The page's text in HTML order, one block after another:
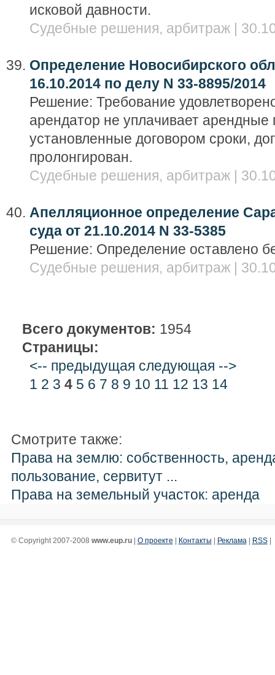
исковой давности.
Судебные решения, арбитраж |
Определение Новосибирского
16.10.2014 по делу N 33-8895/2014
Решение: Требование
арендатор не уплачивает арендные
установленные договором сроки,
пролонгирован.
Судебные решения, арбитраж |
Апелляционное определение
суда от 21.10.2014 N 33-5385
Решение: Определение оставлено
Судебные решения, арбитраж |
Всего документов: 1954
Страницы:
<-- предыдущая следующая -->
1 2 3 4 5 6 7 8 9 10 11 12 13 14
Смотрите также:
Права на землю: собственность,
пользование, сервитут ...
Права на земельный участок: аренда
© Copyright 2007-2008 www.eup.ru| О проекте Контакты Реклама| RSS|